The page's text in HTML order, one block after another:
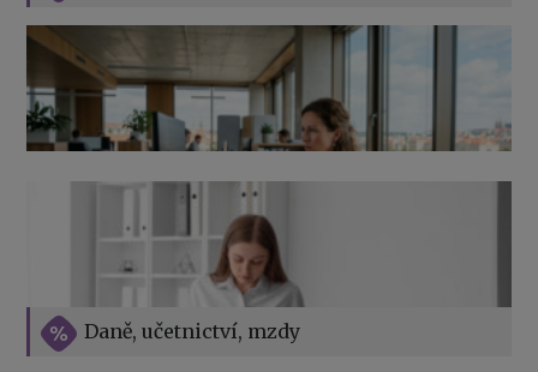
Daně, učetnictví, mzdy
Vše o překážkách v práci na straně zaměstnavatele
Jak na podnikání při rodičovské dovolené
Přehledy pro OSSZ a zdravotní pojišťovny – jak na ně
v roce 2026